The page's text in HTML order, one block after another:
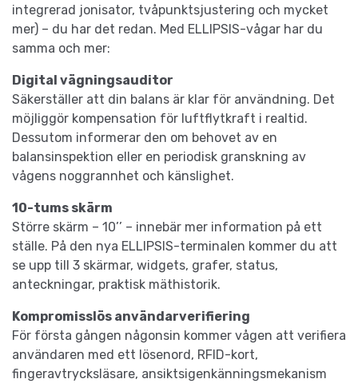
integrerad jonisator, tvåpunktsjustering och mycket
mer) – du har det redan. Med ELLIPSIS-vågar har du
samma och mer:
Digital vägningsauditor
Säkerställer att din balans är klar för användning. Det
möjliggör kompensation för luftflytkraft i realtid.
Dessutom informerar den om behovet av en
balansinspektion eller en periodisk granskning av
vågens noggrannhet och känslighet.
10-tums skärm
Större skärm – 10’’ – innebär mer information på ett
ställe. På den nya ELLIPSIS-terminalen kommer du att
se upp till 3 skärmar, widgets, grafer, status,
anteckningar, praktisk mäthistorik.
Kompromisslös användarverifiering
För första gången någonsin kommer vågen att verifiera
användaren med ett lösenord, RFID-kort,
fingeravtrycksläsare, ansiktsigenkänningsmekanism